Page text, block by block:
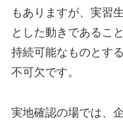
もありますが、実習
とした動きであるこ
持続可能なものとす
不可欠です。
実地確認の場では、